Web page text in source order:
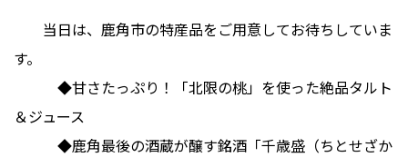
当日は、鹿角市の特産品をご用意してお待ちしていま
す。
◆甘さたっぷり！「北限の桃」を使った絶品タルト
＆ジュース
◆鹿角最後の酒蔵が醸す銘酒「千歳盛（ちとせざか